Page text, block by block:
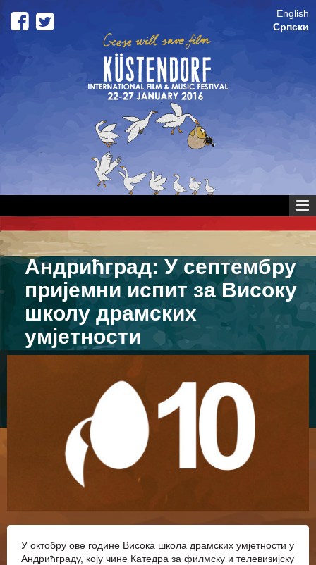
English
Српски
Андрићград: У септембру
пријемни испит за Високу
школу драмских
умјетности
У октобру ове године Висока школа драмских умјетности у
Андрићграду, коју чине Катедра за филмску и телевизијску